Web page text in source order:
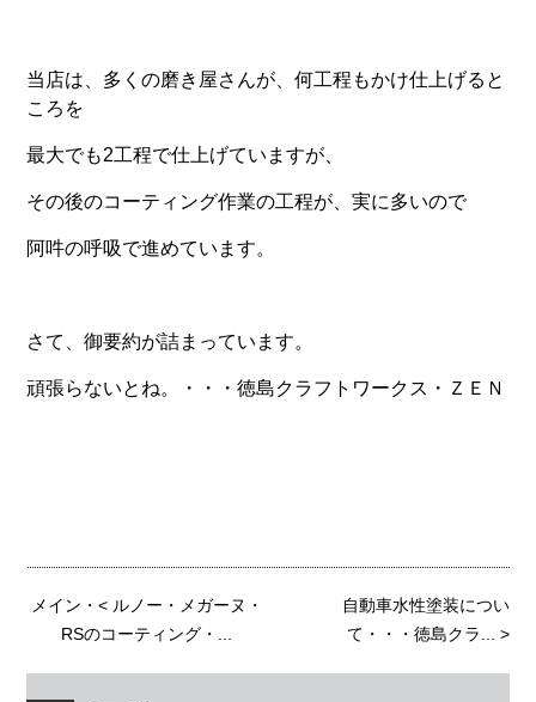
当店は、多くの磨き屋さんが、何工程もかけ仕上げると
ころを
最大でも2工程で仕上げていますが、
その後のコーティング作業の工程が、実に多いので
阿吽の呼吸で進めています。
さて、御要約が詰まっています。
頑張らないとね。・・・徳島クラフトワークス・ＺＥＮ
メイン ・< ルノー・メガーヌ・
RSのコーティング・...
自動車水性塗装につい
て・・・徳島クラ...
>